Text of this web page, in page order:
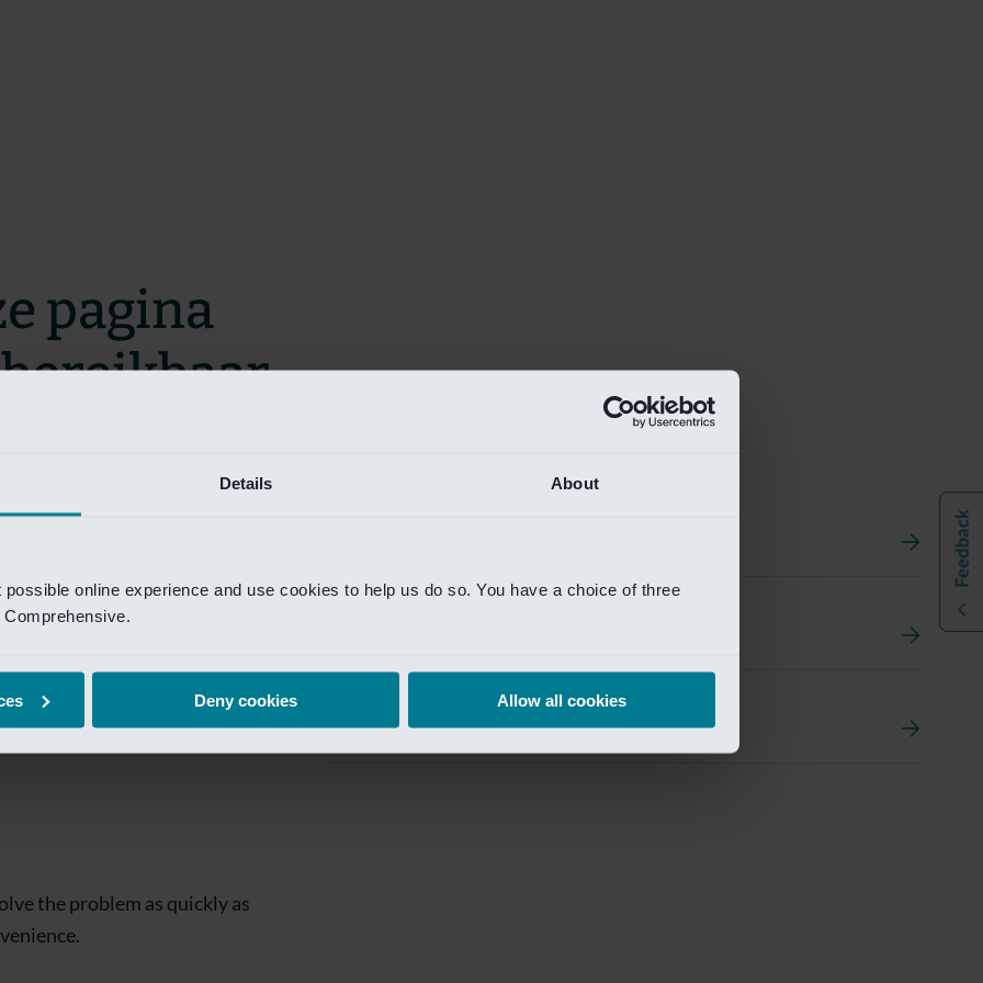
Details About
online experience and use cookies to help us do so. You have a choice of three
Deny cookies Allow all cookies
Van Lanschot Kempen Research
pagina
zo snel mogelijk te verhelpen.
te krijgen.
is
the problem as quickly as